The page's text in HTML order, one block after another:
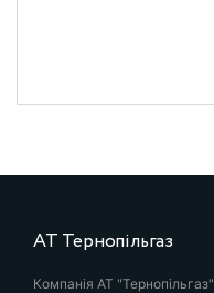
АТ Тернопільгаз
Компанія АТ "Тернопільгаз"